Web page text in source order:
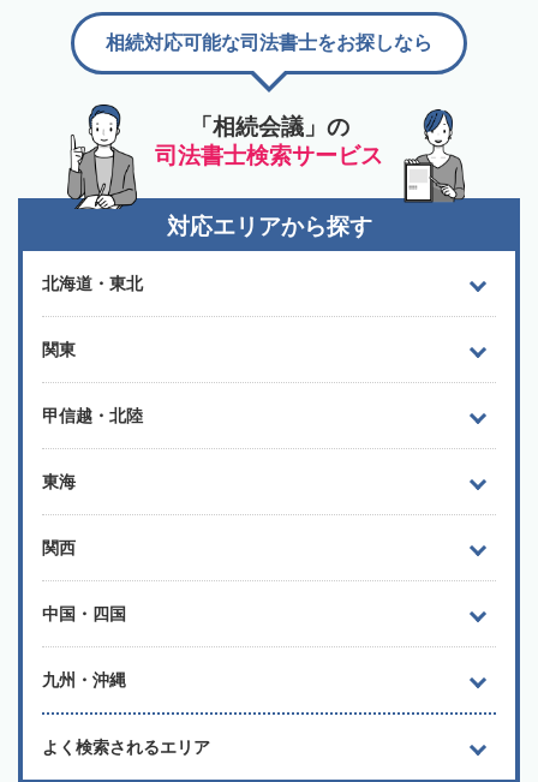
「相続会議」の
司法書士検索サービス
相続対応可能な司法書士をお探しなら
対応エリアから探す
北海道・東北
関東
甲信越・北陸
東海
関西
中国・四国
九州・沖縄
よく検索されるエリア